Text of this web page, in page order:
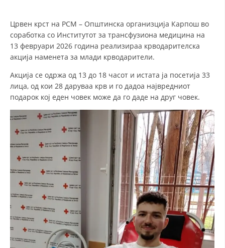
ПРИРАЧНИЦИ
СТРАТЕГИИ
ЕДУКАТИВНО ИНФОРМАТИВНИ МАТЕРИЈАЛИ
БРОШУРИ
ПОСТЕРИ
ПРЕЗЕНТАЦИИ
Црвен крст на РСМ – Општинска организција Карпош во
соработка со Институтот за трансфузиона медицина на
13 февруари 2026 година реализираа крводарителска
акција наменета за млади крводарители.
Акција се одржа од 13 до 18 часот и истата ја посетија 33
лица, од кои 28 даруваа крв и го дадоа највредниот
подарок кој еден човек може да го даде на друг човек.